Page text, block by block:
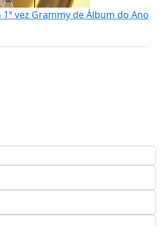
vez Grammy de Álbum do Ano